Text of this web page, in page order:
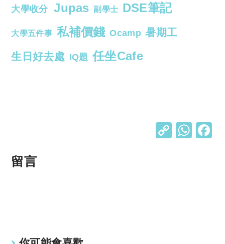
大學收分 Jupas 副學士 DSE筆記
大學五件事 私補價錢 Ocamp 暑期工
生日好去處 IQ題 任坐Cafe
C W
留言